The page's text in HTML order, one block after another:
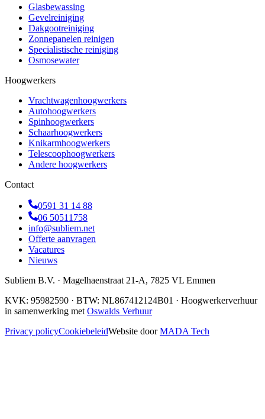
Glasbewassing
Gevelreiniging
Dakgootreiniging
Zonnepanelen reinigen
Specialistische reiniging
Osmosewater
Hoogwerkers
Vrachtwagenhoogwerkers
Autohoogwerkers
Spinhoogwerkers
Schaarhoogwerkers
Knikarmhoogwerkers
Telescoophoogwerkers
Andere hoogwerkers
Contact
0591 31 14 88
06 50511758
info@subliem.net
Offerte aanvragen
Vacatures
Nieuws
Subliem B.V. · Magelhaenstraat 21-A, 7825 VL Emmen
KVK: 95982590 · BTW: NL867412124B01 · Hoogwerkerverhuur
in samenwerking met Oswalds Verhuur
Privacy policyCookiebeleidWebsite door MADA Tech